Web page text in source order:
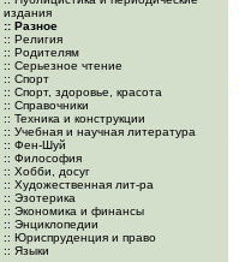
издания
:: Разное
:: Религия
:: Родителям
:: Серьезное чтение
:: Спорт
:: Спорт, здоровье, красота
:: Справочники
:: Техника и конструкции
:: Учебная и научная литература
:: Фен-Шуй
:: Философия
:: Хобби, досуг
:: Художественная лит-ра
:: Эзотерика
:: Экономика и финансы
:: Энциклопедии
:: Юриспруденция и право
:: Языки